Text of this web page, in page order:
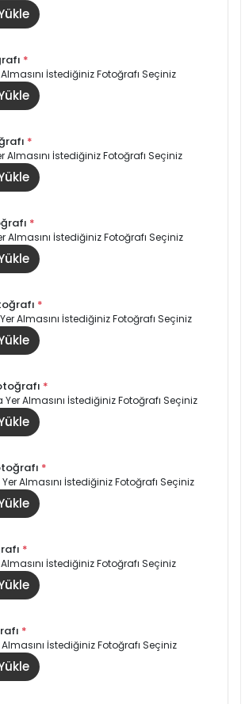
*
İstediğiniz Fotoğrafı Seçiniz
*
Almasını İstediğiniz Fotoğrafı Seçiniz
*
Almasını İstediğiniz Fotoğrafı Seçiniz
*
Almasını İstediğiniz Fotoğrafı Seçiniz
*
Almasını İstediğiniz Fotoğrafı Seçiniz
*
Almasını İstediğiniz Fotoğrafı Seçiniz
*
İstediğiniz Fotoğrafı Seçiniz
*
İstediğiniz Fotoğrafı Seçiniz